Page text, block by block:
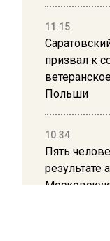
11:15
призвал к
Польши
10:34
Пять
результате